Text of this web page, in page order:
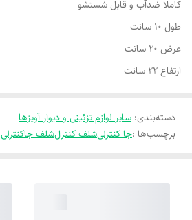
کاملا ضدآب و قابل شستشو
طول 10 سانت
عرض 20 سانت
ارتفاع 22 سانت
دسته‌بندی: سایر لوازم تزئینی و دیوار آویزها
برچسب‌ها :جا کنترلیشلف کنترلشلف جاکنترلی